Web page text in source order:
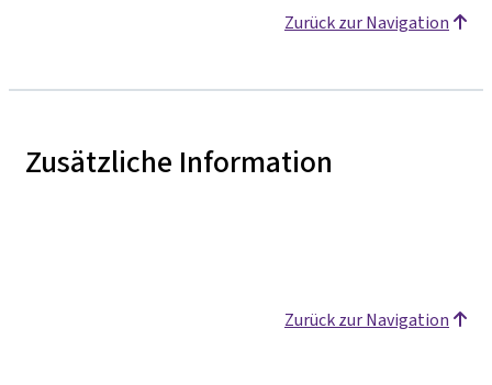
Zurück zur Navigation
Zusätzliche Information
Zurück zur Navigation